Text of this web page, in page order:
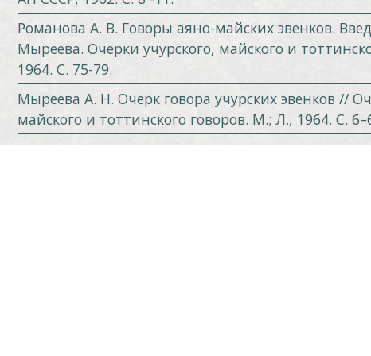
Романова А. В. Говоры аяно-майских эвенков.
Мыреева. Очерки учурского, майского и
1964. С. 75-79.
Мыреева А. Н. Очерк говора учурских эвенков //
майского и тоттинского говоров. М.; Л., 1964. С.